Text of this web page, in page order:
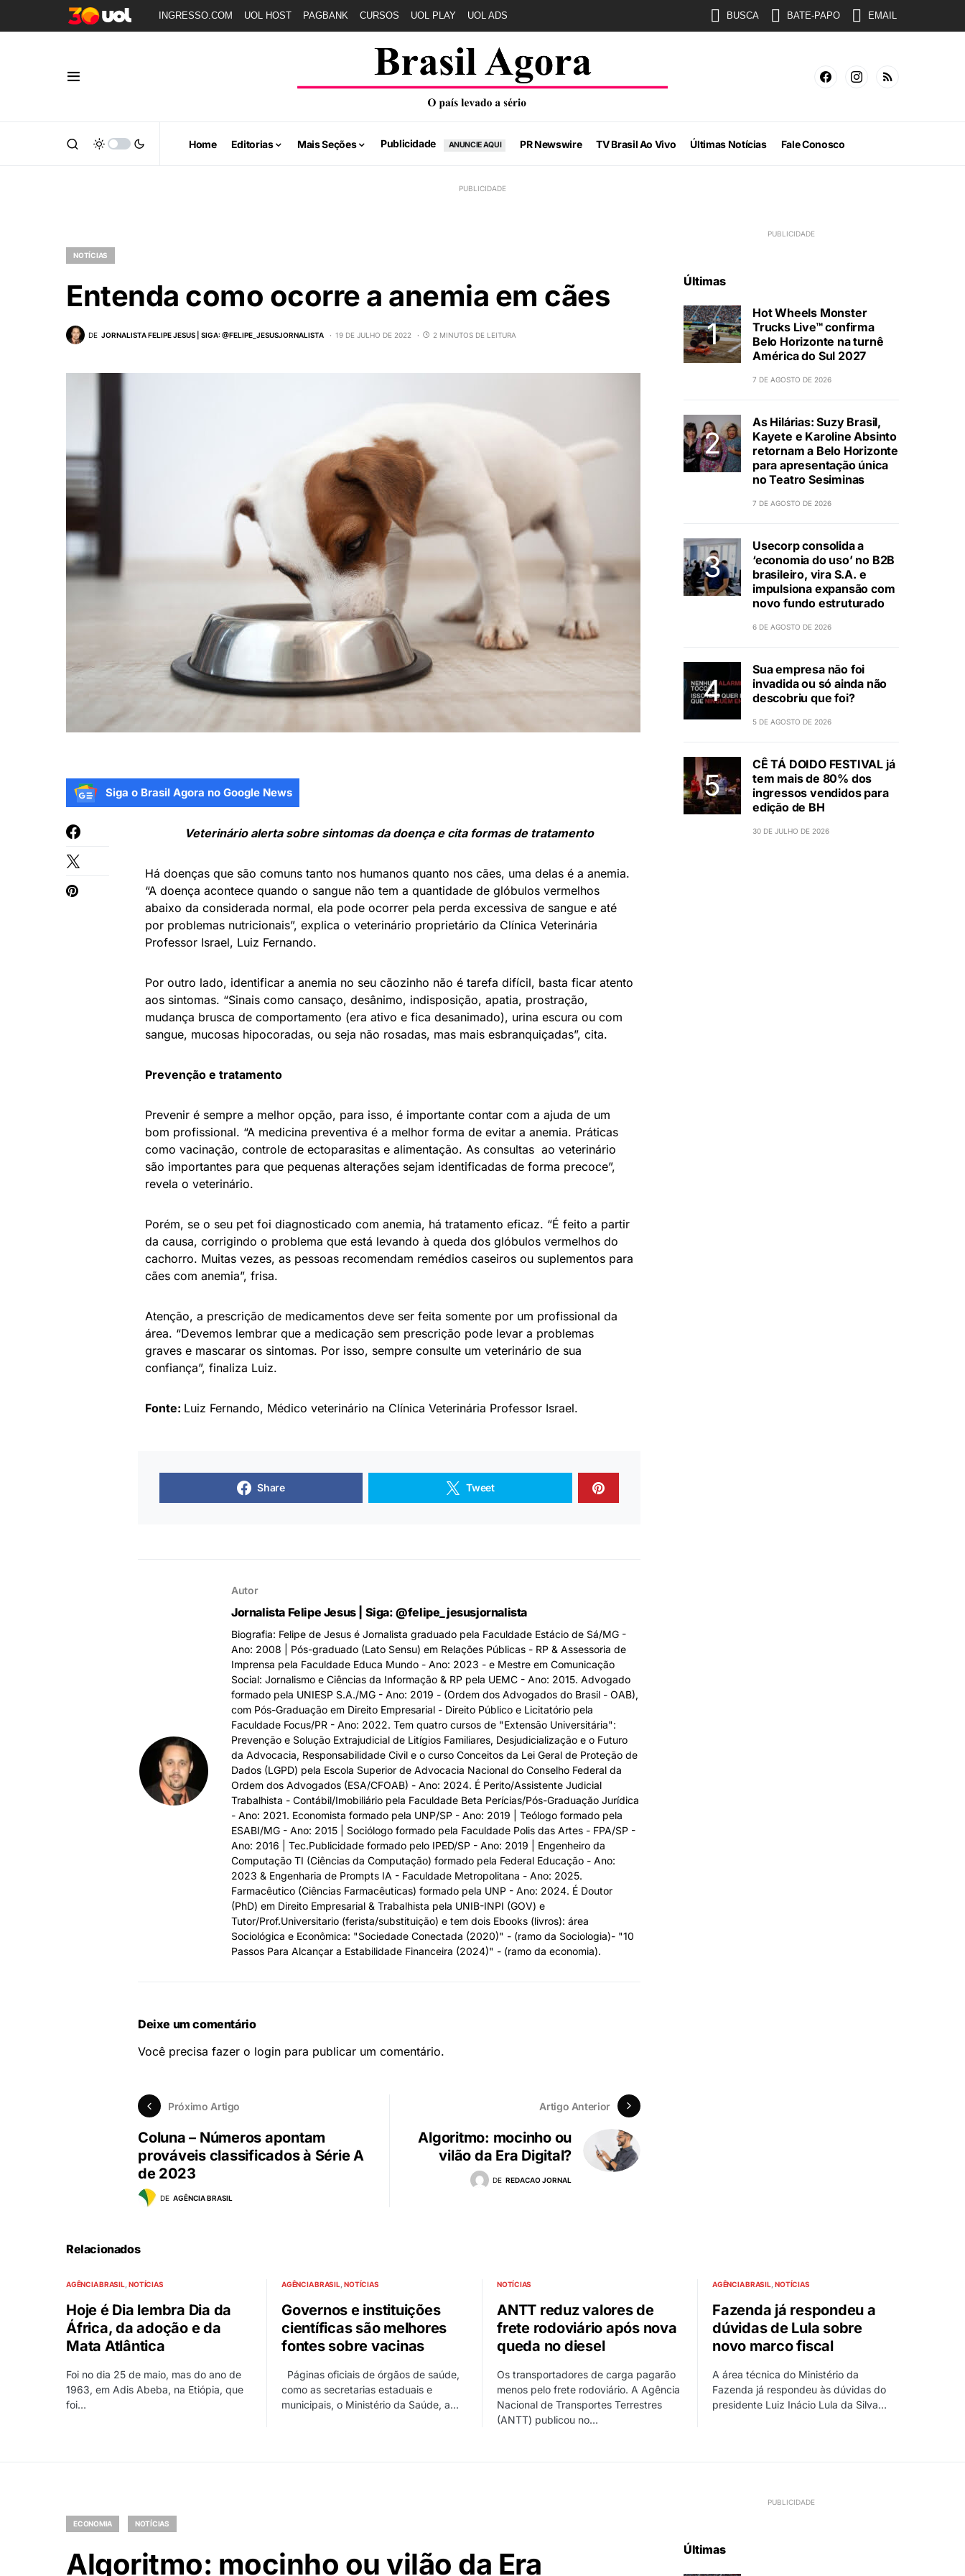
INGRESSO.COM UOL HOST PAGBANK CURSOS UOL PLAY UOL ADS BUSCA BATE-PAPO EMAIL
Home Editorias Mais Seções Publicidade ANUNCIE AQUI PR Newswire TV Brasil Ao Vivo Últimas Notícias Fale Conosco
NOTÍCIAS
Entenda como ocorre a anemia em cães
DE JORNALISTA FELIPE JESUS | SIGA: @FELIPE_JESUSJORNALISTA 19 DE JULHO DE 2022 2 MINUTOS DE LEITURA
Siga o Brasil Agora no Google News
Veterinário alerta sobre sintomas da doença e cita formas de tratamento
Há doenças que são comuns tanto nos humanos quanto nos cães, uma delas é a anemia.
“A doença acontece quando o sangue não tem a quantidade de glóbulos vermelhos
abaixo da considerada normal, ela pode ocorrer pela perda excessiva de sangue e até
por problemas nutricionais”, explica o veterinário proprietário da Clínica Veterinária
Professor Israel, Luiz Fernando.
Por outro lado, identificar a anemia no seu cãozinho não é tarefa difícil, basta ficar atento
aos sintomas. “Sinais como cansaço, desânimo, indisposição, apatia, prostração,
mudança brusca de comportamento (era ativo e fica desanimado), urina escura ou com
sangue, mucosas hipocoradas, ou seja não rosadas, mas mais esbranquiçadas”, cita.
Prevenção e tratamento
Prevenir é sempre a melhor opção, para isso, é importante contar com a ajuda de um
bom profissional. “A medicina preventiva é a melhor forma de evitar a anemia. Práticas
como vacinação, controle de ectoparasitas e alimentação. As consultas ao veterinário
são importantes para que pequenas alterações sejam identificadas de forma precoce”,
revela o veterinário.
Porém, se o seu pet foi diagnosticado com anemia, há tratamento eficaz. “É feito a partir
da causa, corrigindo o problema que está levando à queda dos glóbulos vermelhos do
cachorro. Muitas vezes, as pessoas recomendam remédios caseiros ou suplementos para
cães com anemia”, frisa.
Atenção, a prescrição de medicamentos deve ser feita somente por um profissional da
área. “Devemos lembrar que a medicação sem prescrição pode levar a problemas
graves e mascarar os sintomas. Por isso, sempre consulte um veterinário de sua
confiança”, finaliza Luiz.
Fonte: Luiz Fernando, Médico veterinário na Clínica Veterinária Professor Israel.
Share Tweet
Autor
Jornalista Felipe Jesus | Siga: @felipe_jesusjornalista
Biografia: Felipe de Jesus é Jornalista graduado pela Faculdade Estácio de Sá/MG -
Ano: 2008 | Pós-graduado (Lato Sensu) em Relações Públicas - RP & Assessoria de
Imprensa pela Faculdade Educa Mundo - Ano: 2023 - e Mestre em Comunicação
Social: Jornalismo e Ciências da Informação & RP pela UEMC - Ano: 2015. Advogado
formado pela UNIESP S.A./MG - Ano: 2019 - (Ordem dos Advogados do Brasil - OAB),
com Pós-Graduação em Direito Empresarial - Direito Público e Licitatório pela
Faculdade Focus/PR - Ano: 2022. Tem quatro cursos de "Extensão Universitária":
Prevenção e Solução Extrajudicial de Litígios Familiares, Desjudicialização e o Futuro
da Advocacia, Responsabilidade Civil e o curso Conceitos da Lei Geral de Proteção de
Dados (LGPD) pela Escola Superior de Advocacia Nacional do Conselho Federal da
Ordem dos Advogados (ESA/CFOAB) - Ano: 2024. É Perito/Assistente Judicial
Trabalhista - Contábil/Imobiliário pela Faculdade Beta Perícias/Pós-Graduação Jurídica
- Ano: 2021. Economista formado pela UNP/SP - Ano: 2019 | Teólogo formado pela
ESABI/MG - Ano: 2015 | Sociólogo formado pela Faculdade Polis das Artes - FPA/SP -
Ano: 2016 | Tec.Publicidade formado pelo IPED/SP - Ano: 2019 | Engenheiro da
Computação TI (Ciências da Computação) formado pela Federal Educação - Ano:
2023 & Engenharia de Prompts IA - Faculdade Metropolitana - Ano: 2025.
Farmacêutico (Ciências Farmacêuticas) formado pela UNP - Ano: 2024. É Doutor
(PhD) em Direito Empresarial & Trabalhista pela UNIB-INPI (GOV) e
Tutor/Prof.Universitario (ferista/substituição) e tem dois Ebooks (livros): área
Sociológica e Econômica: "Sociedade Conectada (2020)" - (ramo da Sociologia)- "10
Passos Para Alcançar a Estabilidade Financeira (2024)" - (ramo da economia).
Deixe um comentário
Você precisa fazer o login para publicar um comentário.
Próximo Artigo
Coluna – Números apontam
prováveis classificados à Série A
de 2023
DE AGÊNCIA BRASIL
Artigo Anterior
Algoritmo: mocinho ou
vilão da Era Digital?
DE REDACAO JORNAL
Últimas
Hot Wheels Monster
Trucks Live™ confirma
Belo Horizonte na turnê
América do Sul 2027
7 DE AGOSTO DE 2026
As Hilárias: Suzy Brasil,
Kayete e Karoline Absinto
retornam a Belo Horizonte
para apresentação única
no Teatro Sesiminas
7 DE AGOSTO DE 2026
Usecorp consolida a
‘economia do uso’ no B2B
brasileiro, vira S.A. e
impulsiona expansão com
novo fundo estruturado
6 DE AGOSTO DE 2026
Sua empresa não foi
invadida ou só ainda não
descobriu que foi?
5 DE AGOSTO DE 2026
CÊ TÁ DOIDO FESTIVAL já
tem mais de 80% dos
ingressos vendidos para
edição de BH
30 DE JULHO DE 2026
Relacionados
AGÊNCIA BRASIL NOTÍCIAS
Hoje é Dia lembra Dia da
África, da adoção e da
Mata Atlântica
Foi no dia 25 de maio, mas do ano de
1963, em Adis Abeba, na Etiópia, que
foi…
AGÊNCIA BRASIL NOTÍCIAS
Governos e instituições
científicas são melhores
fontes sobre vacinas
Páginas oficiais de órgãos de saúde,
como as secretarias estaduais e
municipais, o Ministério da Saúde, a…
NOTÍCIAS
ANTT reduz valores de
frete rodoviário após nova
queda no diesel
Os transportadores de carga pagarão
menos pelo frete rodoviário. A Agência
Nacional de Transportes Terrestres
(ANTT) publicou no…
AGÊNCIA BRASIL NOTÍCIAS
Fazenda já respondeu a
dúvidas de Lula sobre
novo marco fiscal
A área técnica do Ministério da
Fazenda já respondeu às dúvidas do
presidente Luiz Inácio Lula da Silva…
ECONOMIA NOTÍCIAS
Algoritmo: mocinho ou vilão da Era Últimas